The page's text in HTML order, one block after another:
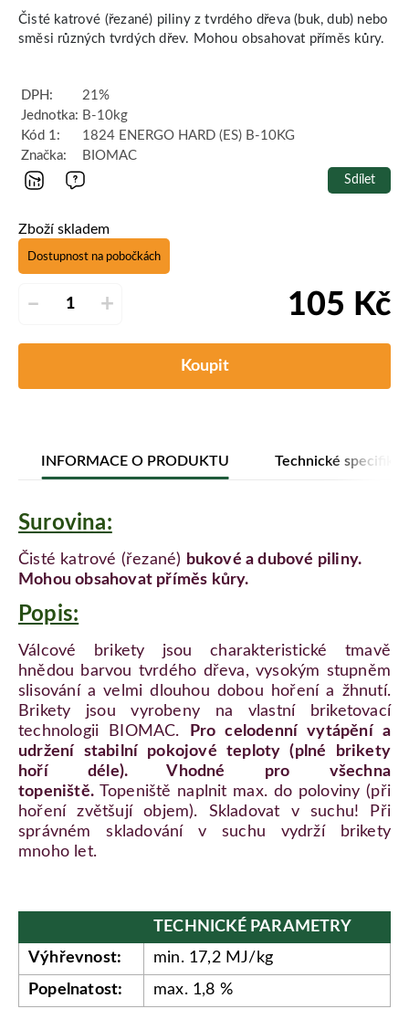
Čisté katrové (řezané) piliny z tvrdého dřeva (buk, dub) nebo
směsi různých tvrdých dřev. Mohou obsahovat příměs kůry.
DPH:
21%
Jednotka: B-10kg
Kód 1:
1824 ENERGO HARD (ES) B-10KG
Značka:
BIOMAC
Sdílet
Zboží skladem
Dostupnost na pobočkách
– + 105 Kč
Koupit
INFORMACE O PRODUKTU Technické
Surovina:
Čisté katrové (řezané) bukové a dubové piliny.
Mohou obsahovat příměs kůry.
Popis:
Válcové brikety jsou charakteristické tmavě
hnědou barvou tvrdého dřeva, vysokým stupněm
slisování a velmi dlouhou dobou hoření a žhnutí.
Brikety jsou vyrobeny na vlastní briketovací
technologii BIOMAC.
Pro celodenní vytápění a
udržení stabilní pokojové teploty (plné brikety
hoří déle). Vhodné pro všechna
topeniště.
Topeniště naplnit max. do poloviny (při
hoření zvětšují objem). Skladovat v suchu! Při
správném skladování v suchu vydrží brikety
mnoho let.
TECHNICKÉ PARAMETRY
Výhřevnost:
min. 17,2 MJ/kg
Popelnatost:
max. 1,8 %